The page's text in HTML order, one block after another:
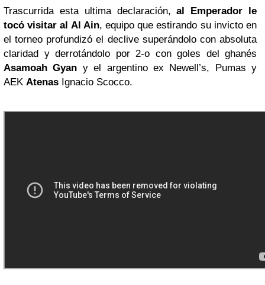
Trascurrida esta ultima declaración,al Emperador le
tocó visitar al Al Ain, equipo que estirando su invicto en
el torneo profundizó el declive superándolo con absoluta
claridad y derrotándolo por 2-o con goles del ghanés
Asamoah Gyan y el argentino ex Newell’s, Pumas y
AEK Atenas Ignacio Scocco.